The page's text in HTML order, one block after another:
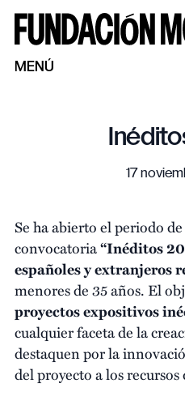
MENÚ
17
Se ha abierto el periodo
convocatoria“Inéditos
españoles y extranjeros
menores de 35 años. El
proyectos expositivos
cualquier faceta de la
destaquen por la
del proyecto a los